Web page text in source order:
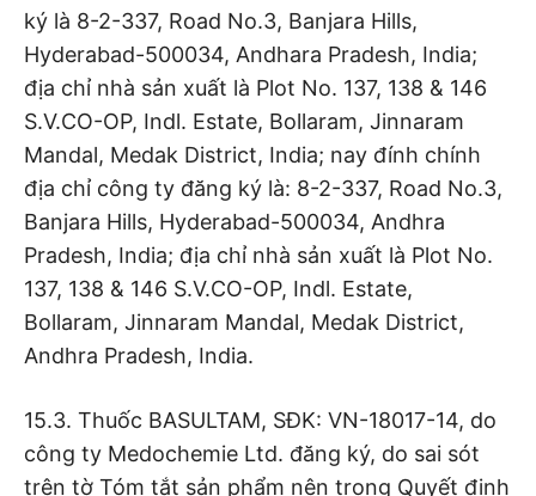
ký là 8-2-337, Road No.3, Banjara Hills,
Hyderabad-500034, Andhara Pradesh, India;
địa chỉ nhà sản xuất là Plot No. 137, 138 & 146
S.V.CO-OP, Indl. Estate, Bollaram, Jinnaram
Mandal, Medak District, India; nay đính chính
địa chỉ công ty đăng ký là: 8-2-337, Road No.3,
Banjara Hills, Hyderabad-500034, Andhra
Pradesh, India; địa chỉ nhà sản xuất là Plot No.
137, 138 & 146 S.V.CO-OP, Indl. Estate,
Bollaram, Jinnaram Mandal, Medak District,
Andhra Pradesh, India.
15.3. Thuốc BASULTAM, SĐK: VN-18017-14, do
công ty Medochemie Ltd. đăng ký, do sai sót
trên tờ Tóm tắt sản phẩm nên trong Quyết định